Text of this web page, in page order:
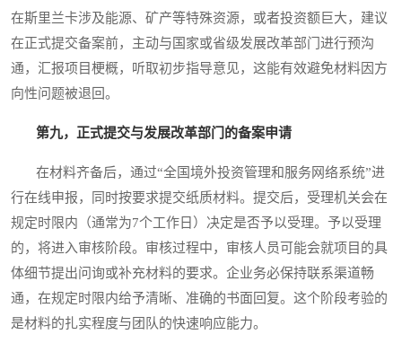
在斯里兰卡涉及能源、矿产等特殊资源，或者投资额巨大，建议
在正式提交备案前，主动与国家或省级发展改革部门进行预沟
通，汇报项目梗概，听取初步指导意见，这能有效避免材料因方
向性问题被退回。
第九，正式提交与发展改革部门的备案申请
在材料齐备后，通过“全国境外投资管理和服务网络系统”进
行在线申报，同时按要求提交纸质材料。提交后，受理机关会在
规定时限内（通常为7个工作日）决定是否予以受理。予以受理
的，将进入审核阶段。审核过程中，审核人员可能会就项目的具
体细节提出问询或补充材料的要求。企业务必保持联系渠道畅
通，在规定时限内给予清晰、准确的书面回复。这个阶段考验的
是材料的扎实程度与团队的快速响应能力。